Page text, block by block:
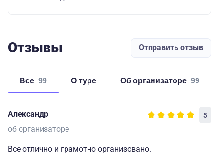
Отзывы Отправить отзыв
Все 99 о туре об организаторе 99
Александр 5
об организаторе
Все отлично и грамотно организовано.